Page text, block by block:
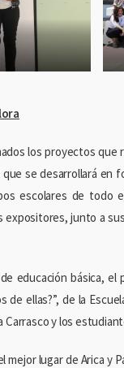
los proyectos que
se desarrollará en
escolares de todo
expositores, junto a
educación básica,
de ellas?”, de la
y los
mejor lugar de Arica